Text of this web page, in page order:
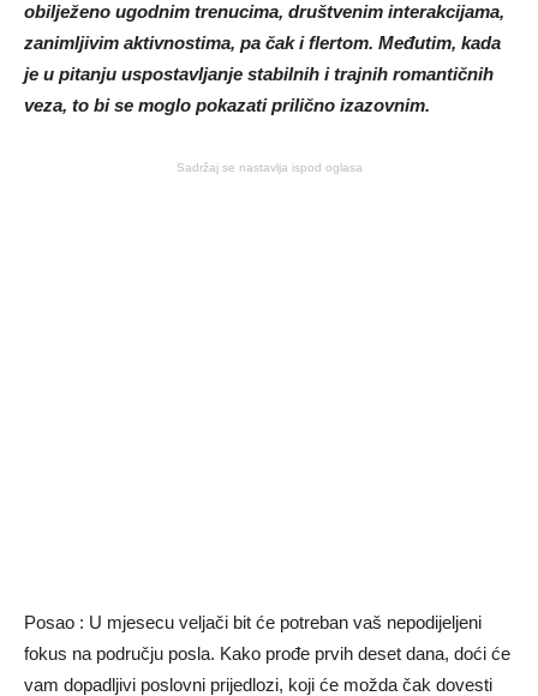
obilježeno ugodnim trenucima, društvenim interakcijama,
zanimljivim aktivnostima, pa čak i flertom. Međutim, kada
je u pitanju uspostavljanje stabilnih i trajnih romantičnih
veza, to bi se moglo pokazati prilično izazovnim.
Sadržaj se nastavlja ispod oglasa
Posao : U mjesecu veljači bit će potreban vaš nepodijeljeni
fokus na području posla. Kako prođe prvih deset dana, doći će
vam dopadljivi poslovni prijedlozi, koji će možda čak dovesti